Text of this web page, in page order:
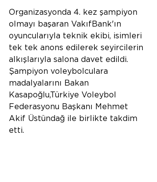
Organizasyonda 4. kez şampiyon
olmayı başaran VakıfBank'ın
oyuncularıyla teknik ekibi, isimleri
tek tek anons edilerek seyircilerin
alkışlarıyla salona davet edildi.
Şampiyon voleybolculara
madalyalarını Bakan
Kasapoğlu,Türkiye Voleybol
Federasyonu Başkanı Mehmet
Akif Üstündağ ile birlikte takdim
etti.